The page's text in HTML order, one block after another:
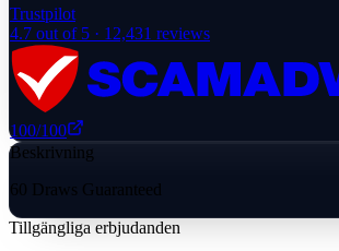
Trustpilot
4.7 out of 5 · 12,431 reviews
100/100
Beskrivning
60 Draws Guaranteed
Tillgängliga erbjudanden